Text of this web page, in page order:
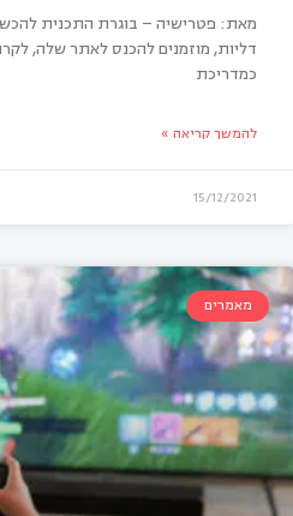
החדשה
מאת: פטרישיה – בוגרת התכנית
דליות, מוזמנים להכנס לאתר שלה,
כמדריכת
להמשך קריאה »
15/12/2021
מאמרים